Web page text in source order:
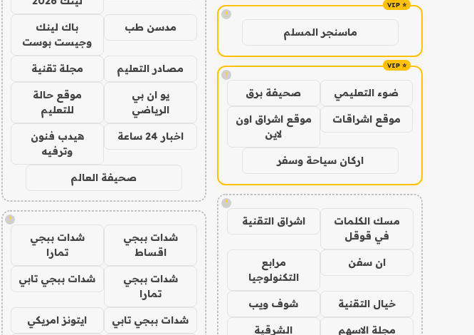
!
ماسنجر المسلم
!
ضوء التعليمي صحيفة برق
موقع اشراقات
موقع اشراق اون
لاين
اركان سياحة وسفر
!
مسك الكلمات
في قوقل
اشراق التقنية
ان سفن
مرابع
التكنولوجيا
خيال التقنية شوف ويب
مجلة الاسهم الشرقية
مدسن طب
باك لينك
وجيست بوست
مصادر التعليم مجلة تقنية
يو ان بي
الرياضي
موقع حالة
للتعليم
اخبار 24 ساعة
هيدب فنون
وترفيه
صحيفة العالم
!
شدات ببجي
اقساط
شدات ببجي
تمارا
شدات ببجي
تمارا
شدات ببجي تابي
شدات ببجي تابي ايتونز امريكي